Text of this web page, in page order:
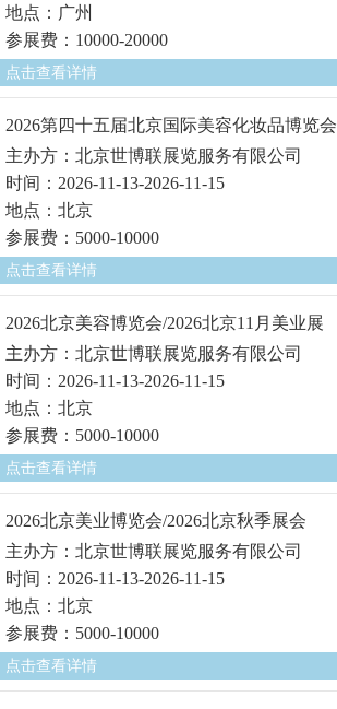
地点：广州
参展费：10000-20000
点击查看详情
2026第四十五届北京国际美容化妆品博览会
主办方：北京世博联展览服务有限公司
时间：2026-11-13-2026-11-15
地点：北京
参展费：5000-10000
点击查看详情
2026北京美容博览会/2026北京11月美业展
主办方：北京世博联展览服务有限公司
时间：2026-11-13-2026-11-15
地点：北京
参展费：5000-10000
点击查看详情
2026北京美业博览会/2026北京秋季展会
主办方：北京世博联展览服务有限公司
时间：2026-11-13-2026-11-15
地点：北京
参展费：5000-10000
点击查看详情